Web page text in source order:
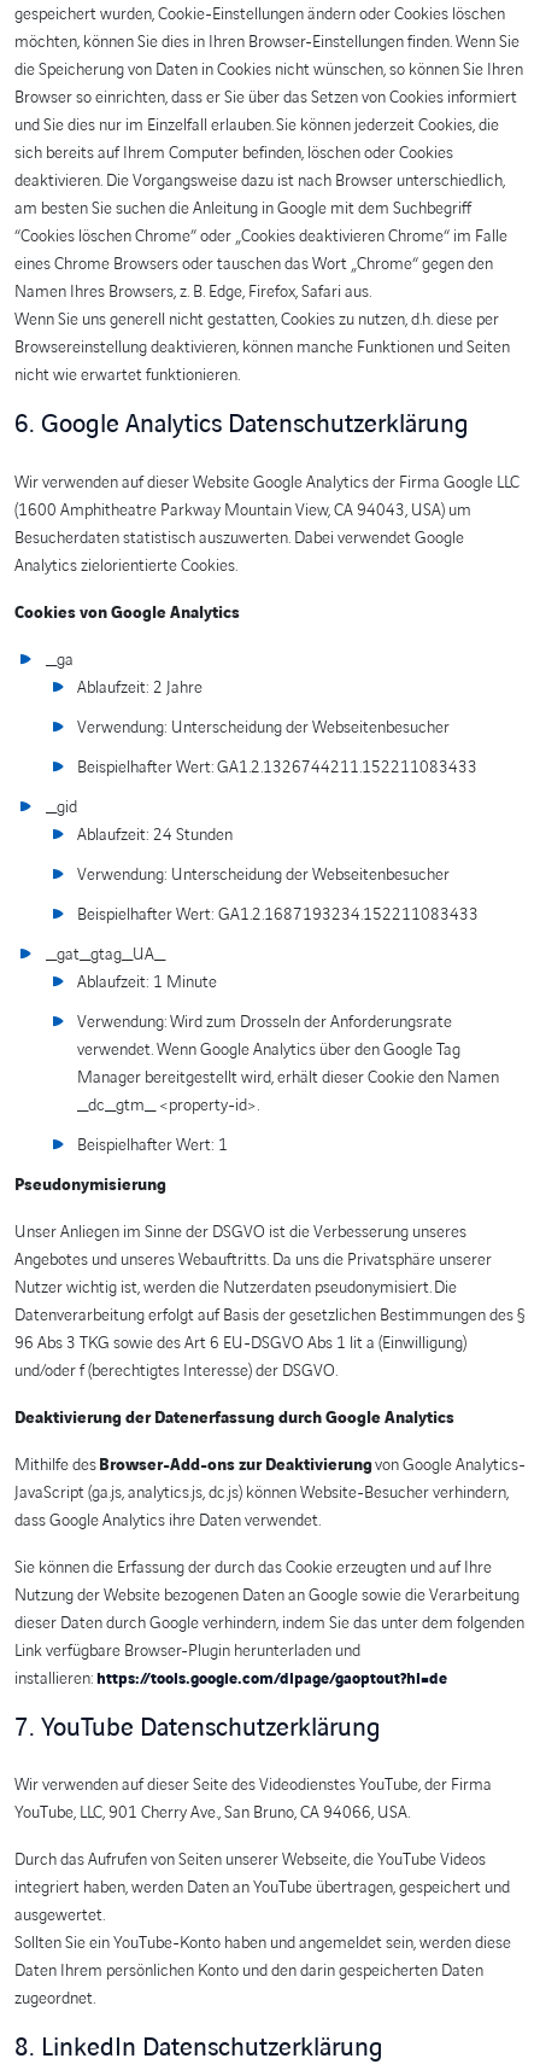
gespeichert wurden, Cookie-Einstellungen ändern oder Cookies löschen
möchten, können Sie dies in Ihren Browser-Einstellungen finden. Wenn Sie
die Speicherung von Daten in Cookies nicht wünschen, so können Sie Ihren
Browser so einrichten, dass er Sie über das Setzen von Cookies informiert
und Sie dies nur im Einzelfall erlauben. Sie können jederzeit Cookies, die
sich bereits auf Ihrem Computer befinden, löschen oder Cookies
deaktivieren. Die Vorgangsweise dazu ist nach Browser unterschiedlich,
am besten Sie suchen die Anleitung in Google mit dem Suchbegriff
“Cookies löschen Chrome” oder „Cookies deaktivieren Chrome“ im Falle
eines Chrome Browsers oder tauschen das Wort „Chrome“ gegen den
Namen Ihres Browsers, z. B. Edge, Firefox, Safari aus.
Wenn Sie uns generell nicht gestatten, Cookies zu nutzen, d.h. diese per
Browsereinstellung deaktivieren, können manche Funktionen und Seiten
nicht wie erwartet funktionieren.
6. Google Analytics Datenschutzerklärung
Wir verwenden auf dieser Website Google Analytics der Firma Google LLC
(1600 Amphitheatre Parkway Mountain View, CA 94043, USA) um
Besucherdaten statistisch auszuwerten. Dabei verwendet Google
Analytics zielorientierte Cookies.
Cookies von Google Analytics
_ga
Ablaufzeit: 2 Jahre
Verwendung: Unterscheidung der Webseitenbesucher
Beispielhafter Wert: GA1.2.1326744211.152211083433
_gid
Ablaufzeit: 24 Stunden
Verwendung: Unterscheidung der Webseitenbesucher
Beispielhafter Wert: GA1.2.1687193234.152211083433
_gat_gtag_UA_
Ablaufzeit: 1 Minute
Verwendung: Wird zum Drosseln der Anforderungsrate
verwendet. Wenn Google Analytics über den Google Tag
Manager bereitgestellt wird, erhält dieser Cookie den Namen
_dc_gtm_ <property-id>.
Beispielhafter Wert: 1
Pseudonymisierung
Unser Anliegen im Sinne der DSGVO ist die Verbesserung unseres
Angebotes und unseres Webauftritts. Da uns die Privatsphäre unserer
Nutzer wichtig ist, werden die Nutzerdaten pseudonymisiert. Die
Datenverarbeitung erfolgt auf Basis der gesetzlichen Bestimmungen des §
96 Abs 3 TKG sowie des Art 6 EU-DSGVO Abs 1 lit a (Einwilligung)
und/oder f (berechtigtes Interesse) der DSGVO.
Deaktivierung der Datenerfassung durch Google Analytics
Mithilfe desBrowser-Add-ons zur Deaktivierungvon Google Analytics-
JavaScript (ga.js, analytics.js, dc.js) können Website-Besucher verhindern,
dass Google Analytics ihre Daten verwendet.
Sie können die Erfassung der durch das Cookie erzeugten und auf Ihre
Nutzung der Website bezogenen Daten an Google sowie die Verarbeitung
dieser Daten durch Google verhindern, indem Sie das unter dem folgenden
Link verfügbare Browser-Plugin herunterladen und
installieren:https://tools.google.com/dlpage/gaoptout?hl=de
7. YouTube Datenschutzerklärung
Wir verwenden auf dieser Seite des Videodienstes YouTube, der Firma
YouTube, LLC, 901 Cherry Ave., San Bruno, CA 94066, USA.
Durch das Aufrufen von Seiten unserer Webseite, die YouTube Videos
integriert haben, werden Daten an YouTube übertragen, gespeichert und
ausgewertet.
Sollten Sie ein YouTube-Konto haben und angemeldet sein, werden diese
Daten Ihrem persönlichen Konto und den darin gespeicherten Daten
zugeordnet.
8. LinkedIn Datenschutzerklärung